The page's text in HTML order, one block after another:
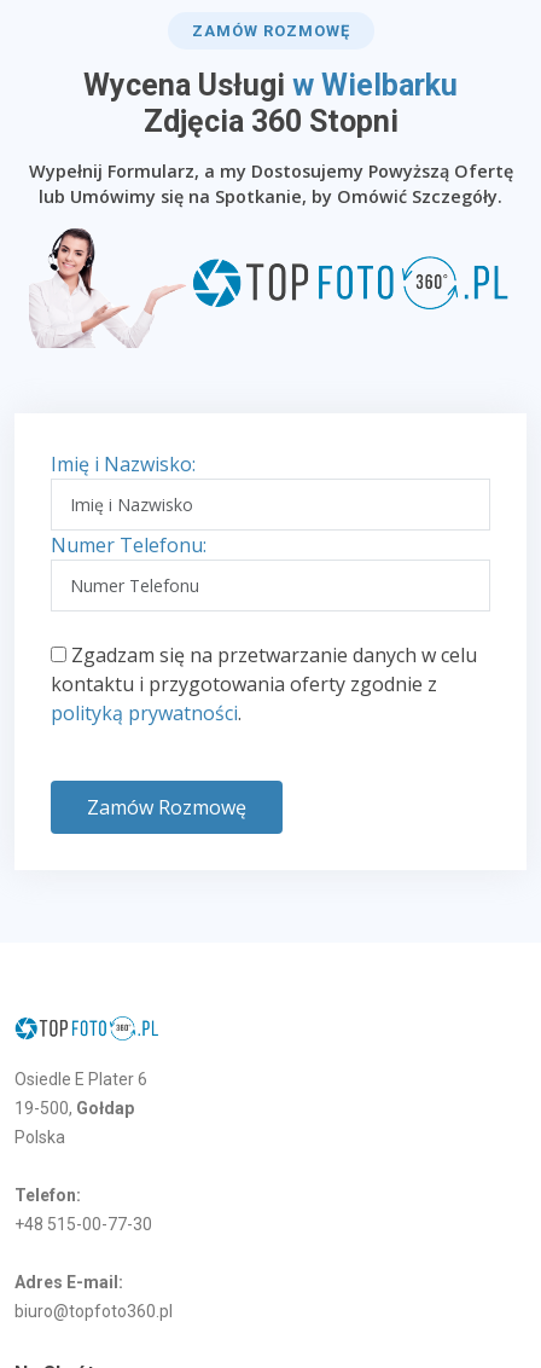
ZAMÓW ROZMOWĘ
Wycena Usługi w Wielbarku
​Zdjęcia 360 Stopni
Wypełnij Formularz, a my Dostosujemy Powyższą Ofertę
lub Umówimy się na Spotkanie, by Omówić Szczegóły.
Imię i Nazwisko:
Numer Telefonu:
Zgadzam się na przetwarzanie danych w celu
kontaktu i przygotowania oferty zgodnie z
polityką prywatności.
Zamów Rozmowę
Osiedle E Plater 6
19-500, Gołdap
Polska
Telefon:
+48 515-00-77-30
Adres E-mail:
biuro@topfoto360.pl